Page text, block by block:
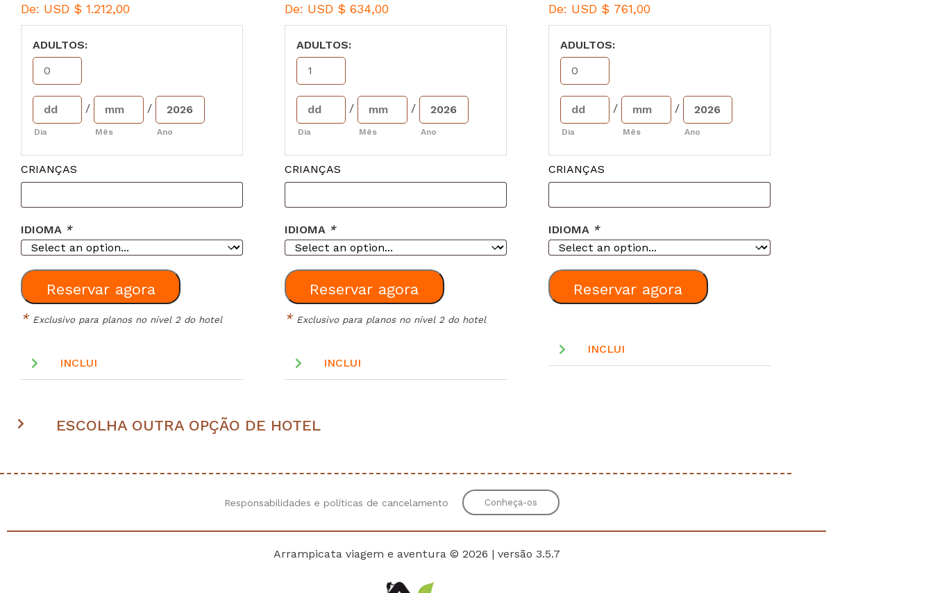
De: USD $ 1.212,00
ADULTOS:
Dia
/
Mês
/
Ano
CRIANÇAS
IDIOMA *
Reservar agora
* Exclusivo para planos no nível 2 do hotel
INCLUI
De: USD $ 634,00
ADULTOS:
Dia
/
Mês
/
Ano
CRIANÇAS
IDIOMA *
Reservar agora
* Exclusivo para planos no nível 2 do hotel
INCLUI
De: USD $ 761,00
ADULTOS:
Dia
/
Mês
/
Ano
CRIANÇAS
IDIOMA *
Reservar agora
INCLUI
ESCOLHA OUTRA OPÇÃO DE HOTEL
Responsabilidades e políticas de cancelamento Conheça-os
Arrampicata viagem e aventura © 2026 | versão 3.5.7